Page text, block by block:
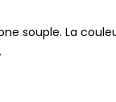
souple. La